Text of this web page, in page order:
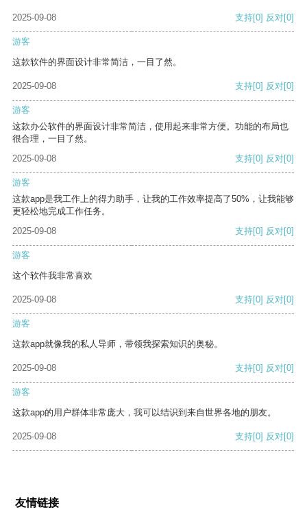
2025-09-08 支持[0] 反对[0]
游客
这款软件的界面设计非常简洁，一目了然。
2025-09-08 支持[0] 反对[0]
游客
这款办公软件的界面设计非常简洁，使用起来非常方便。功能的布局也
很合理，一目了然。
2025-09-08
支持[0] 反对[0]
游客
这款app是我工作上的得力助手，让我的工作效率提高了50%，让我能够
更轻松地完成工作任务。
2025-09-08
支持[0] 反对[0]
游客
这个软件我非常喜欢
2025-09-08 支持[0] 反对[0]
游客
这款app就像我的私人导师，带领我探索知识的奥秘。
2025-09-08 支持[0] 反对[0]
游客
这款app的用户群体非常庞大，我可以结识到来自世界各地的朋友。
2025-09-08 支持[0] 反对[0]
友情链接